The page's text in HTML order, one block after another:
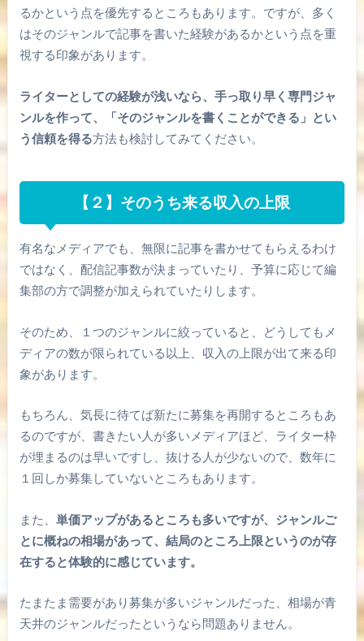
るかという点を優先するところもあります。ですが、多く
はそのジャンルで記事を書いた経験があるかという点を重
視する印象があります。
ライターとしての経験が浅いなら、手っ取り早く専門ジャ
ンルを作って、「そのジャンルを書くことができる」とい
う信頼を得る方法も検討してみてください。
【２】そのうち来る収入の上限
有名なメディアでも、無限に記事を書かせてもらえるわけ
ではなく、配信記事数が決まっていたり、予算に応じて編
集部の方で調整が加えられていたりします。
そのため、１つのジャンルに絞っていると、どうしてもメ
ディアの数が限られている以上、収入の上限が出て来る印
象があります。
もちろん、気長に待てば新たに募集を再開するところもあ
るのですが、書きたい人が多いメディアほど、ライター枠
が埋まるのは早いですし、抜ける人が少ないので、数年に
１回しか募集していないところもあります。
また、 単価アップがあるところも多いですが、ジャンルご
とに概ねの相場があって、結局のところ上限というのが存
在すると体験的に感じています。
たまたま需要があり募集が多いジャンルだった、相場が青
天井のジャンルだったというなら問題ありません。